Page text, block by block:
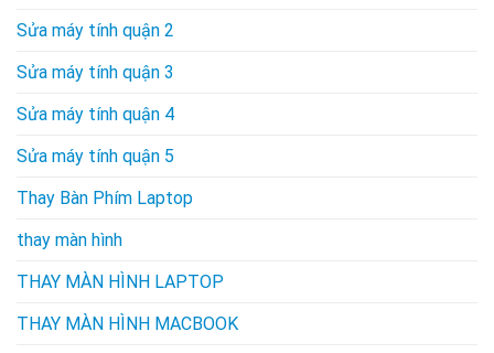
Sửa máy tính quận 2
Sửa máy tính quận 3
Sửa máy tính quận 4
Sửa máy tính quận 5
Thay Bàn Phím Laptop
thay màn hình
THAY MÀN HÌNH LAPTOP
THAY MÀN HÌNH MACBOOK